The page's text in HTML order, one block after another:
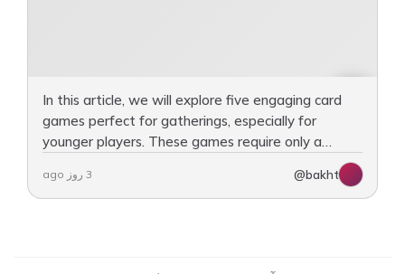
In this article, we will explore five engaging card
games perfect for gatherings, especially for
younger players. These games require only a
standard deck of cards and can provide hours of
fun. We’ll go…
@bakht 3 روز ago